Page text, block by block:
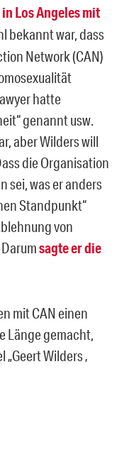
Los Angeles mit
bekannt war, dass
Network (CAN)
hatte
genannt usw.
aber Wilders will
die Organisation
sei, was er anders
Standpunkt“
von
sagte er die
mit CAN einen
Länge gemacht,
Wilders ‚